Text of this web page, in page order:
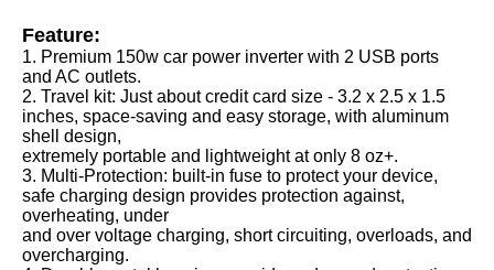
Feature:
1. Premium 150w car power inverter with 2 USB ports
and AC outlets.
2. Travel kit: Just about credit card size - 3.2 x 2.5 x 1.5
inches, space-saving and easy storage, with aluminum
shell design,
extremely portable and lightweight at only 8 oz+.
3. Multi-Protection: built-in fuse to protect your device,
safe charging design provides protection against,
overheating, under
and over voltage charging, short circuiting, overloads, and
overcharging.